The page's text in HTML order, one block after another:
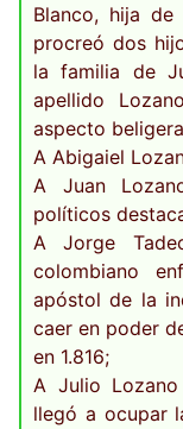
Blanco, hija de
procreó dos
la familia de
apellido
aspecto
A Abigaiel
A Juan
políticos
A Jorge
colombiano
apóstol de la
caer en poder
en 1.816;
A Julio
llegó a ocupar